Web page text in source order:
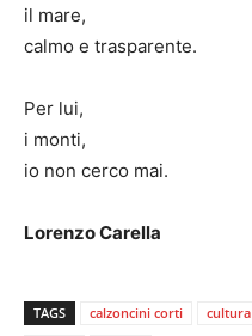
il mare,
calmo e trasparente.
Per lui,
i monti,
io non cerco mai.
Lorenzo Carella
TAGS calzoncini corti cultura